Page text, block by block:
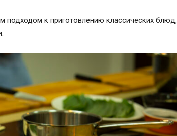
подходом к приготовлению классических блюд,